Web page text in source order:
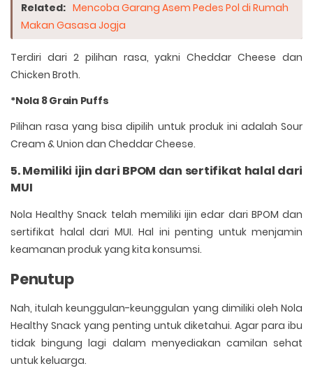
Related: Mencoba Garang Asem Pedes Pol di Rumah
Makan Gasasa Jogja
Terdiri dari 2 pilihan rasa, yakni Cheddar Cheese dan
Chicken Broth.
*Nola 8 Grain Puffs
Pilihan rasa yang bisa dipilih untuk produk ini adalah Sour
Cream & Union dan Cheddar Cheese.
5. Memiliki ijin dari BPOM dan sertifikat halal dari
MUI
Nola Healthy Snack telah memiliki ijin edar dari BPOM dan
sertifikat halal dari MUI. Hal ini penting untuk menjamin
keamanan produk yang kita konsumsi.
Penutup
Nah, itulah keunggulan-keunggulan yang dimiliki oleh Nola
Healthy Snack yang penting untuk diketahui. Agar para ibu
tidak bingung lagi dalam menyediakan camilan sehat
untuk keluarga.